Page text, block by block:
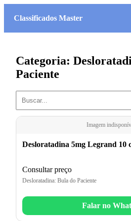
Classificados Master
Categoria:
Paciente
Imagem
Desloratadina 5mg Legrand 10
Consultar preço
Desloratadina: Bula do Paciente
Falar no